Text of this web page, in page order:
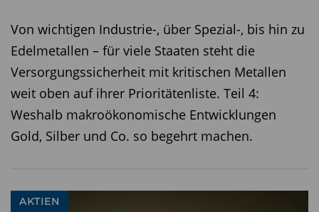
Von wichtigen Industrie-, über Spezial-, bis hin zu
Edelmetallen – für viele Staaten steht die
Versorgungssicherheit mit kritischen Metallen
weit oben auf ihrer Prioritätenliste. Teil 4:
Weshalb makroökonomische Entwicklungen
Gold, Silber und Co. so begehrt machen.
AKTIEN